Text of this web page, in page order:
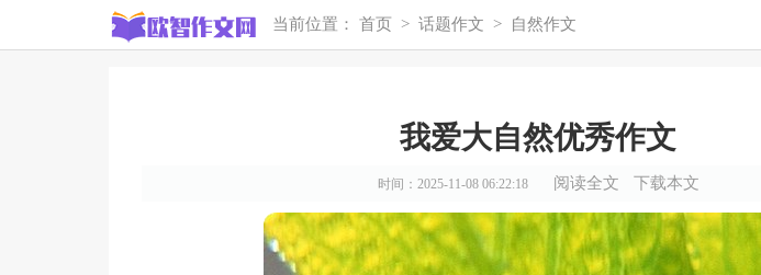
当前位置： 首页 > 话题作文 > 自然作文
我爱大自然优秀作文
时间：2025-11-08 06:22:18 阅读全文 下载本文